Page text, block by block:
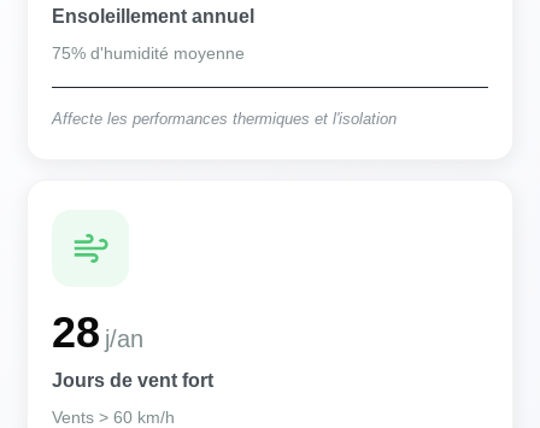
Ensoleillement annuel
75% d'humidité moyenne
Affecte les performances thermiques et l'isolation
28 j/an
Jours de vent fort
Vents > 60 km/h